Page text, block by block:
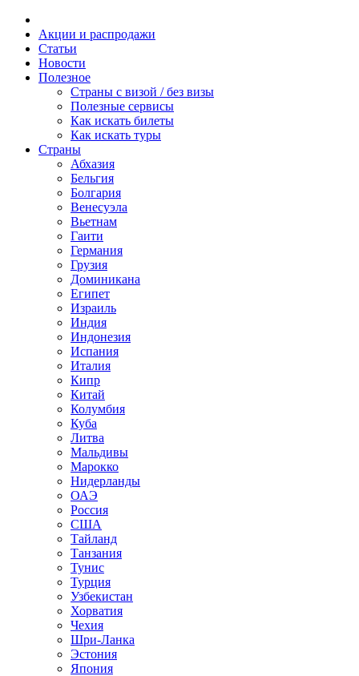
Акции и распродажи
Статьи
Новости
Полезное
Cтраны с визой / без визы
Полезные сервисы
Как искать билеты
Как искать туры
Страны
Абхазия
Бельгия
Болгария
Венесуэла
Вьетнам
Гаити
Германия
Грузия
Доминикана
Египет
Израиль
Индия
Индонезия
Испания
Италия
Кипр
Китай
Колумбия
Куба
Литва
Мальдивы
Марокко
Нидерланды
ОАЭ
Россия
США
Тайланд
Танзания
Тунис
Турция
Узбекистан
Хорватия
Чехия
Шри-Ланка
Эстония
Япония